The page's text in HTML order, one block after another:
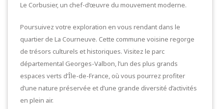
Le Corbusier, un chef-d’œuvre du mouvement moderne.
Poursuivez votre exploration en vous rendant dans le
quartier de La Courneuve. Cette commune voisine regorge
de trésors culturels et historiques. Visitez le parc
départemental Georges-Valbon, l’un des plus grands
espaces verts d’Île-de-France, où vous pourrez profiter
d’une nature préservée et d’une grande diversité d’activités
en plein air.